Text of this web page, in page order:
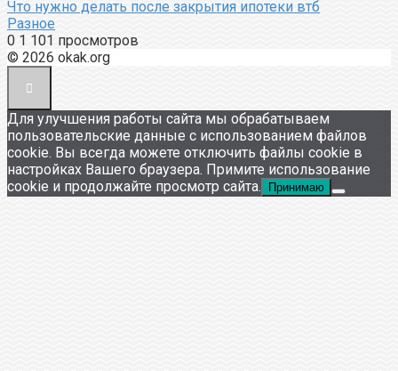
Что нужно делать после закрытия ипотеки втб
Разное
0 1 101 просмотров
© 2026 okak.org
Для улучшения работы сайта мы обрабатываем
пользовательские данные с использованием файлов
cookie. Вы всегда можете отключить файлы cookie в
настройках Вашего браузера. Примите использование
cookie и продолжайте просмотр сайта.
Принимаю